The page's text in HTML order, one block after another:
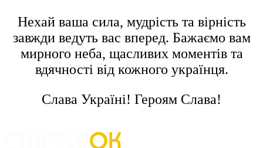
Нехай ваша сила, мудрість та вірність
завжди ведуть вас вперед. Бажаємо вам
мирного неба, щасливих моментів та
вдячності від кожного українця.
Слава Україні! Героям Слава!